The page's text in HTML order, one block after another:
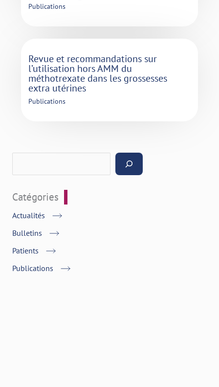
Publications
Revue et recommandations sur
l’utilisation hors AMM du
méthotrexate dans les grossesses
extra utérines
Publications
Catégories
Actualités
Bulletins
Patients
Publications